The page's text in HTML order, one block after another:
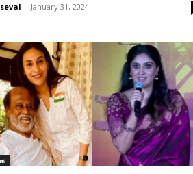
- January 31, 2024